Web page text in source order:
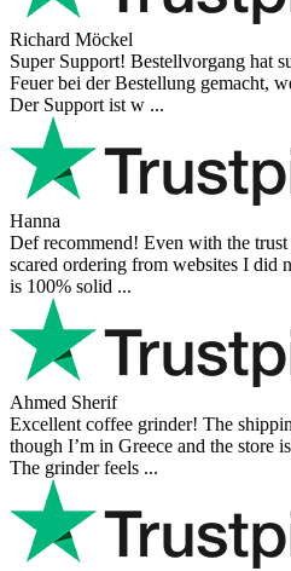
Richard Möckel
Super Support! Bestellvorgang hat
Feuer bei der Bestellung gemacht,
Der Support ist w ...
Hanna
Def recommend! Even with the
scared ordering from websites I did
is 100% solid ...
Ahmed Sherif
Excellent coffee grinder! The
though I’m in Greece and the store
The grinder feels ...